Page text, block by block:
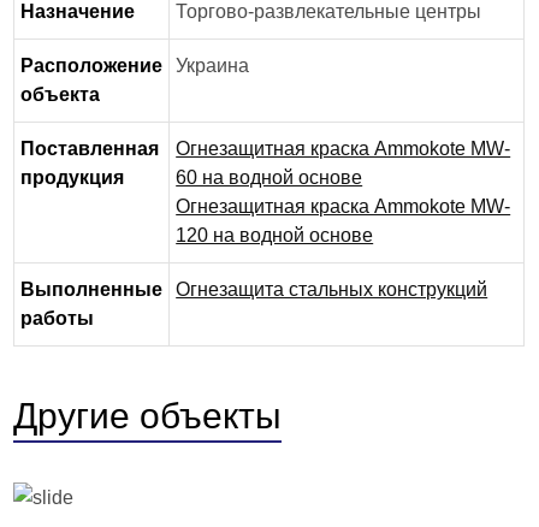
Назначение Торгово-развлекательные центры
Расположение
объекта
Украина
Поставленная
продукция
Огнезащитная краска Ammokote MW-
60 на водной основе
Огнезащитная краска Ammokote MW-
120 на водной основе
Выполненные
работы
Огнезащита стальных конструкций
Другие объекты